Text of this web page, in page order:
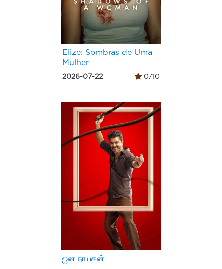
Elize: Sombras de Uma
Mulher
2026-07-22 0/10
ஜன நாயகன்